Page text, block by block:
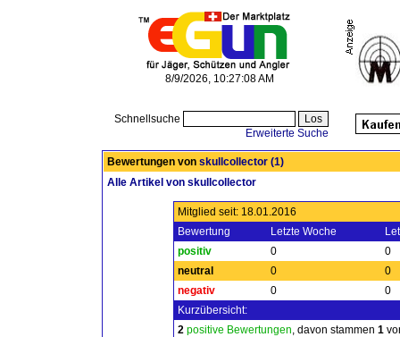
8/9/2026, 10:27:08 AM
Schnellsuche
Erweiterte Suche
Bewertungen von skullcollector (1)
Alle Artikel von skullcollector
Mitglied seit: 18.01.2016
Bewertung
Letzte Woche
positiv
0
0
neutral
0
0
negativ
0
0
Kurzübersicht:
2 positive Bewertungen, davon stammen 1